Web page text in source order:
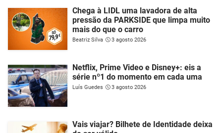
Chega à LIDL uma lavadora de alta
pressão da PARKSIDE que limpa muito
mais do que o carro
Beatriz Silva 3 agosto 2026
Netflix, Prime Video e Disney+: eis a
série nº1 do momento em cada uma
Luís Guedes 3 agosto 2026
Vais viajar? Bilhete de Identidade deixa